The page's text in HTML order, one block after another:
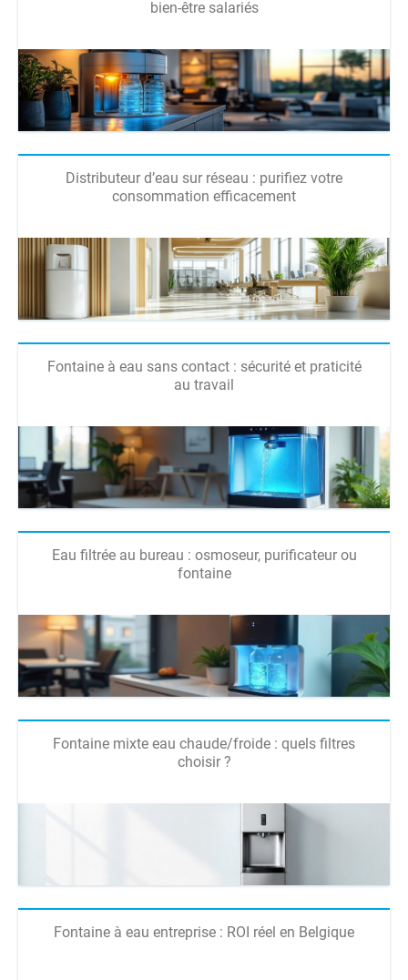
bien-être salariés
Distributeur d’eau sur réseau : purifiez votre
consommation efficacement
Fontaine à eau sans contact : sécurité et praticité
au travail
Eau filtrée au bureau : osmoseur, purificateur ou
fontaine
Fontaine mixte eau chaude/froide : quels filtres
choisir ?
Fontaine à eau entreprise : ROI réel en Belgique